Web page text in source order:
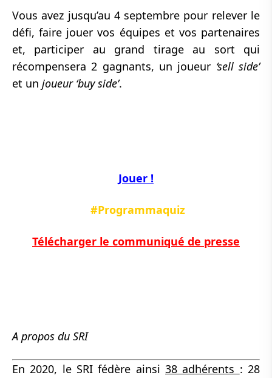
Vous avez jusqu’au 4 septembre pour relever le
défi, faire jouer vos équipes et vos partenaires
et, participer au grand tirage au sort qui
récompensera 2 gagnants, un joueur ‘sell side’
et un joueur ‘buy side’.
Jouer !
#Programmaquiz
Télécharger le communiqué de presse
A propos du SRI
En 2020, le SRI fédère ainsi 38 adhérents : 28